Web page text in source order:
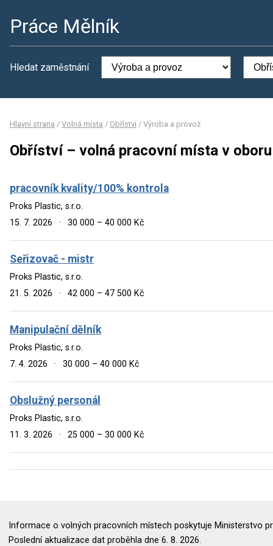
Práce Mělník
Hledat zaměstnání
Hlavní strana / Volná místa / Obříství / Výroba a provoz
Obříství – volná pracovní místa v
pracovník kvality/100% kontrola
Proks Plastic, s.r.o.
15. 7. 2026
· 30 000 – 40 000 Kč
Seřizovač - mistr
Proks Plastic, s.r.o.
21. 5. 2026
· 42 000 – 47 500 Kč
Manipulační dělník
Proks Plastic, s.r.o.
7. 4. 2026
· 30 000 – 40 000 Kč
Obslužný personál
Proks Plastic, s.r.o.
11. 3. 2026
· 25 000 – 30 000 Kč
Informace o volných pracovních místech poskytuje Ministerstvo
Poslední aktualizace dat proběhla dne 6. 8. 2026.